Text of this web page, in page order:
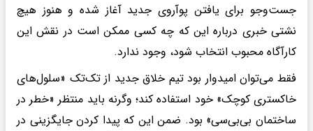
جست‌وجو برای یافتن پوآروی جدید آغاز شده و هنوز هیچ
نشتی خبری درباره این که چه کسی ممکن است در نقش این
کارآگاه محبوب انتخاب شود، وجود ندارد.
فقط می‌توان امیدوار بود تیم خلاق جدید از تک‌تک «سلول‌های
خاکستری کوچک» خود استفاده کند؛ وگرنه باید منتظر «خطر در
ساختمان بی‌بی‌سی» بود. ضمن این که پیدا کردن جایگزینی در